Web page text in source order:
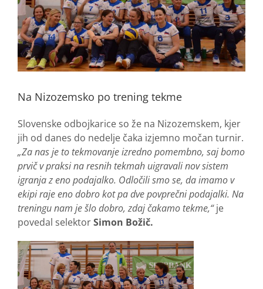
Na Nizozemsko po trening tekme
Slovenske odbojkarice so že na Nizozemskem, kjer
jih od danes do nedelje čaka izjemno močan turnir.
„Za nas je to tekmovanje izredno pomembno, saj bomo
prvič v praksi na resnih tekmah uigravali nov sistem
igranja z eno podajalko. Odločili smo se, da imamo v
ekipi raje eno dobro kot pa dve povprečni podajalki. Na
treningu nam je šlo dobro, zdaj čakamo tekme,“je
povedal selektorSimon Božič.